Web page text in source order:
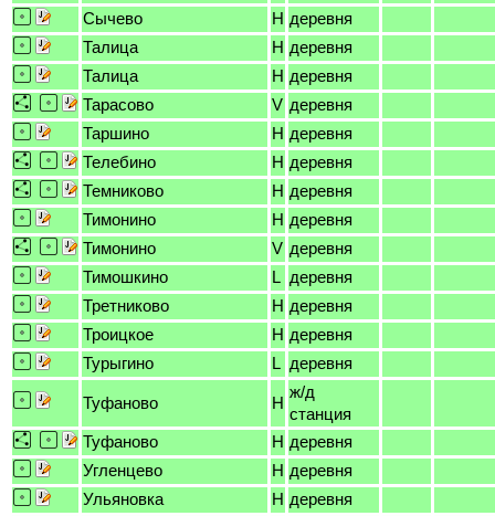
Сычево
H деревня
Талица
H деревня
Талица
H деревня
Тарасово
V деревня
Таршино
H деревня
Телебино
H деревня
Темниково
H деревня
Тимонино
H деревня
Тимонино
V деревня
Тимошкино
L деревня
Третниково
H деревня
Троицкое
H деревня
Турыгино
L деревня
Туфаново H
ж/д
станция
Туфаново
H деревня
Угленцево
H деревня
Ульяновка
H деревня